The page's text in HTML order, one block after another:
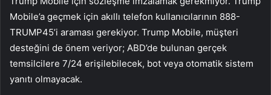
Mobile’a geçmek için akıllı telefon kullanıcılarının 888-
TRUMP45’i araması gerekiyor. Trump Mobile, müşteri
desteğini de önem veriyor; ABD’de bulunan gerçek
temsilcilere 7/24 erişilebilecek, bot veya otomatik sistem
yanıtı olmayacak.